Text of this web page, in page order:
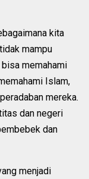
kita
mampu
memahami
Islam,
mereka.
dan negeri
dan
menjadi